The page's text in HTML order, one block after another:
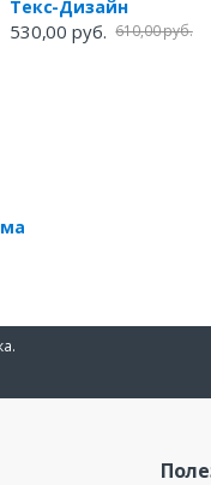
Текс-Дизайн
530,00 руб. 610,00 руб.